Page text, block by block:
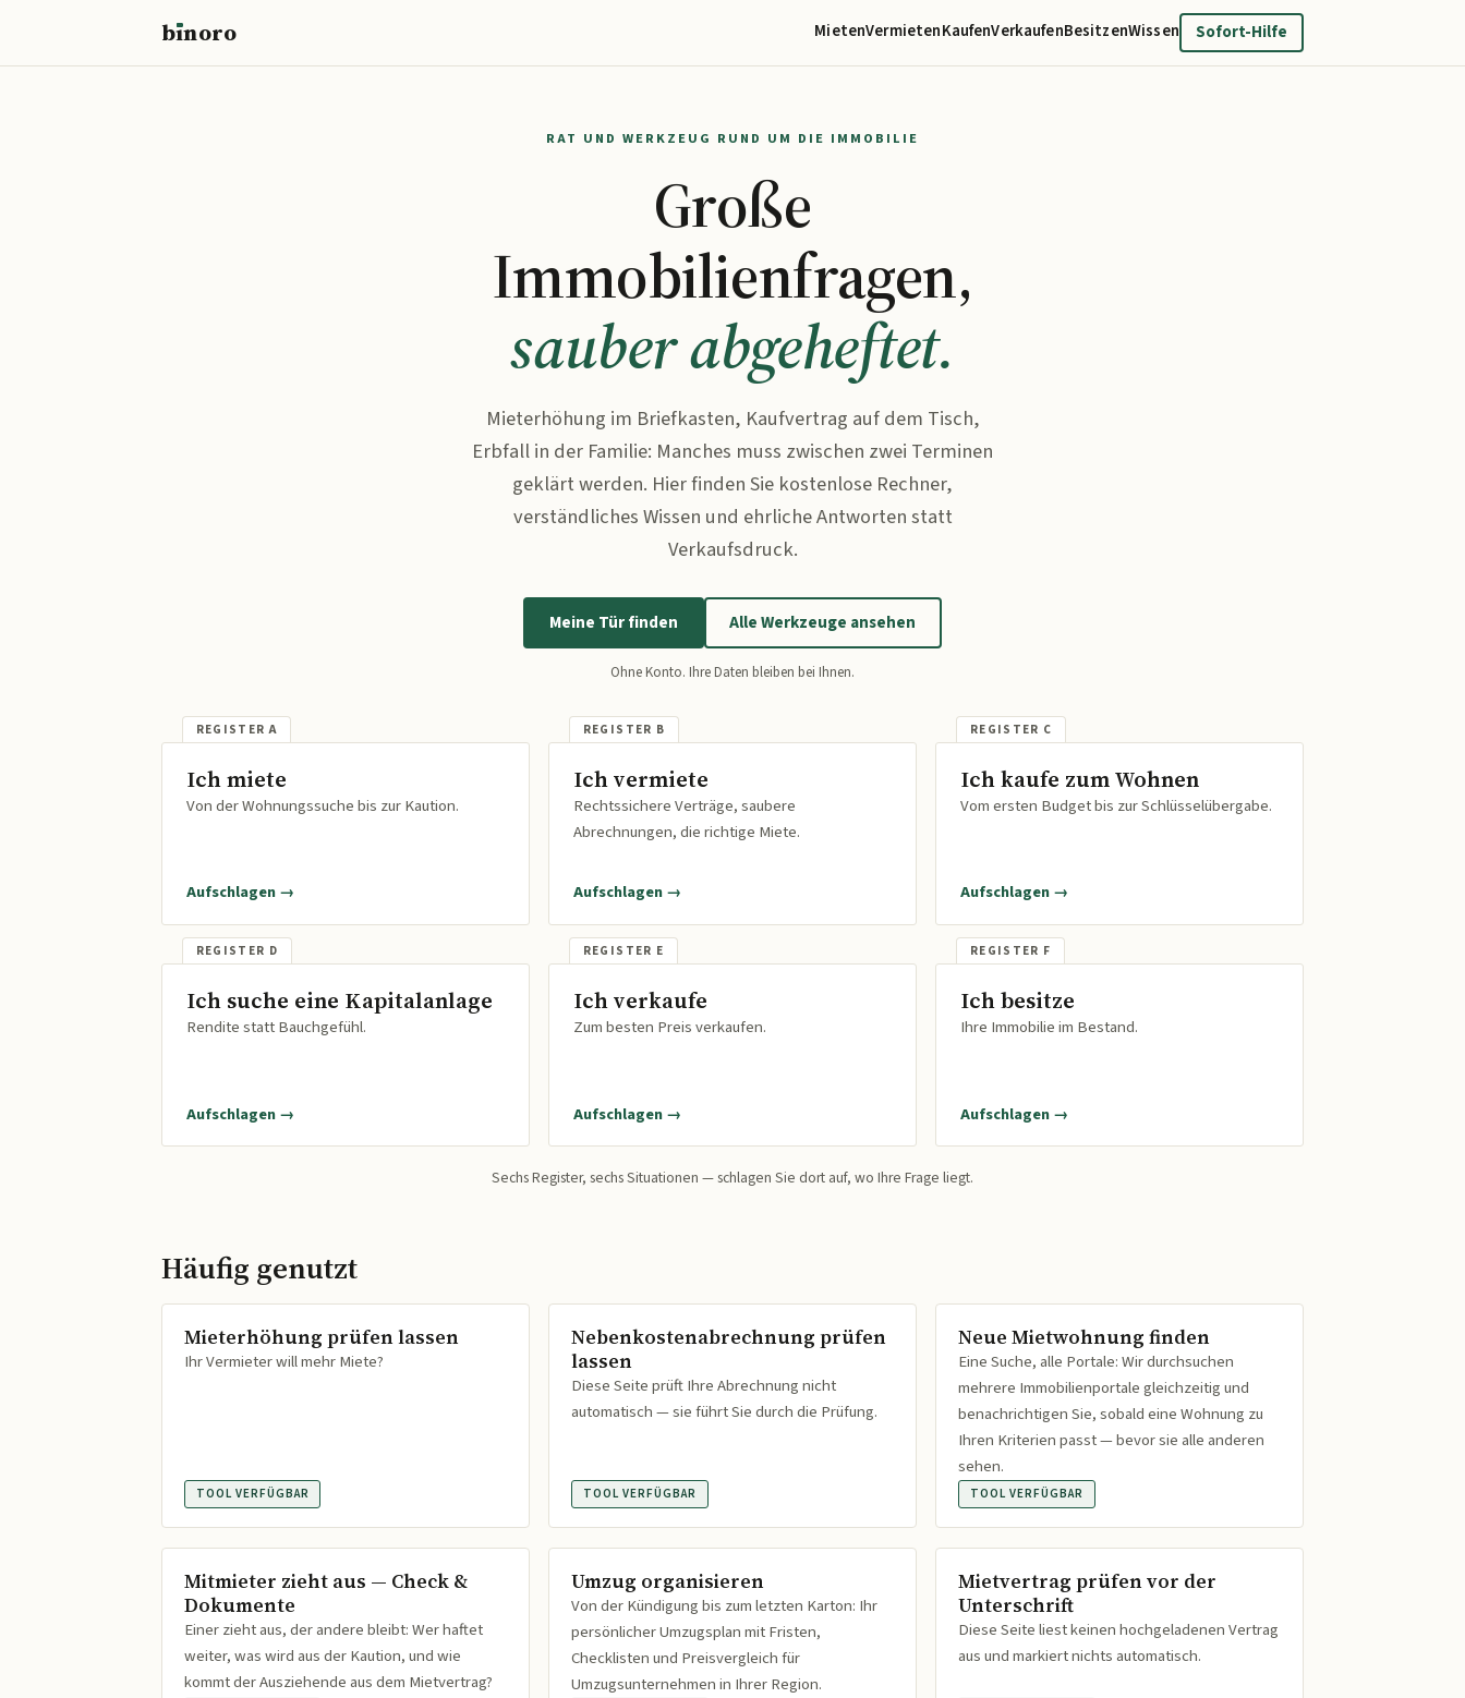
bınoro MietenVermietenKaufenVerkaufenBesitzenWissen Sofort-Hilfe
RAT UND WERKZEUG RUND UM DIE IMMOBILIE
Große
Immobilienfragen,
sauber abgeheftet.
Mieterhöhung im Briefkasten, Kaufvertrag auf dem Tisch,
Erbfall in der Familie: Manches muss zwischen zwei Terminen
geklärt werden. Hier finden Sie kostenlose Rechner,
verständliches Wissen und ehrliche Antworten statt
Verkaufsdruck.
Meine Tür finden Alle Werkzeuge ansehen
Ohne Konto. Ihre Daten bleiben bei Ihnen.
Ich miete
Von der Wohnungssuche bis zur Kaution.
Aufschlagen →
Ich vermiete
Rechtssichere Verträge, saubere
Abrechnungen, die richtige Miete.
Aufschlagen →
Ich kaufe zum Wohnen
Vom ersten Budget bis zur Schlüsselübergabe.
Aufschlagen →
Ich suche eine Kapitalanlage
Rendite statt Bauchgefühl.
Aufschlagen →
Ich verkaufe
Zum besten Preis verkaufen.
Aufschlagen →
Ich besitze
Ihre Immobilie im Bestand.
Aufschlagen →
Sechs Register, sechs Situationen — schlagen Sie dort auf, wo Ihre Frage liegt.
Häufig genutzt
Mieterhöhung prüfen lassen
Ihr Vermieter will mehr Miete?
TOOL VERFÜGBAR
Nebenkostenabrechnung prüfen
lassen
Diese Seite prüft Ihre Abrechnung nicht
automatisch — sie führt Sie durch die Prüfung.
TOOL VERFÜGBAR
Neue Mietwohnung finden
Eine Suche, alle Portale: Wir durchsuchen
mehrere Immobilienportale gleichzeitig und
benachrichtigen Sie, sobald eine Wohnung zu
Ihren Kriterien passt — bevor sie alle anderen
sehen.
TOOL VERFÜGBAR
Mitmieter zieht aus — Check &
Dokumente
Einer zieht aus, der andere bleibt: Wer haftet
weiter, was wird aus der Kaution, und wie
kommt der Ausziehende aus dem Mietvertrag?
Umzug organisieren
Von der Kündigung bis zum letzten Karton: Ihr
persönlicher Umzugsplan mit Fristen,
Checklisten und Preisvergleich für
Umzugsunternehmen in Ihrer Region.
Mietvertrag prüfen vor der
Unterschrift
Diese Seite liest keinen hochgeladenen Vertrag
aus und markiert nichts automatisch.